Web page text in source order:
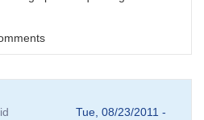
Tue, 08/23/2011 -